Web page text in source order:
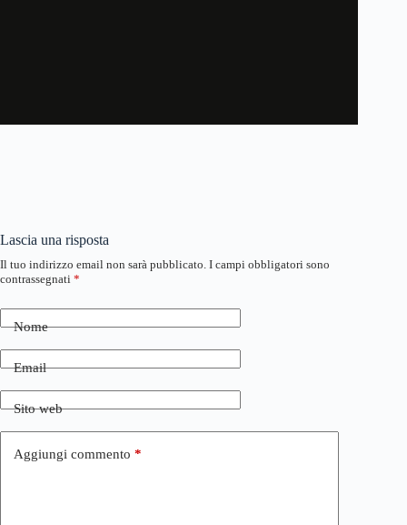
Lascia una risposta
Il tuo indirizzo email non sarà pubblicato. I campi obbligatori sono
contrassegnati *
Nome
Email
Sito web
Aggiungi commento *